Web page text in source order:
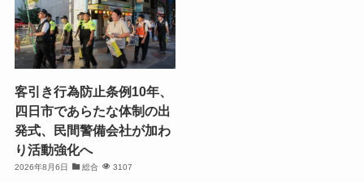
客引き行為防止条例10年、
四日市であらたな体制の出
発式、民間警備会社が加わ
り活動強化へ
2026年8月6日 総合 3107